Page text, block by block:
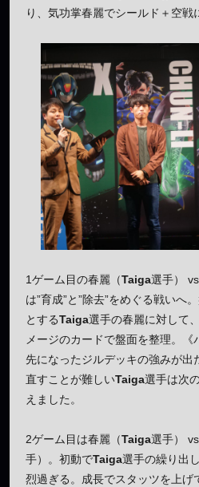
り、気功掌春麗でシールド＋空戦
1ゲーム目の春麗（Taiga選手）
は”育成”と”除去”をめぐる戦いへ
とするTaiga選手の春麗に対して、
メージのカードで盤面を整理。
先になったジルデッキの強みが出
直すことが難しいTaiga選手は次
えました。
2ゲーム目は春麗（Taiga選手）
手）。初動でTaiga選手の繰り出
烈過ぎる。成長でスタッツを上げ